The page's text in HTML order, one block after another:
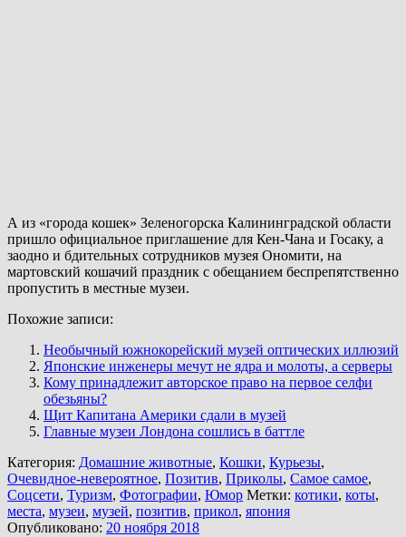
А из «города кошек» Зеленогорска Калининградской области
пришло официальное приглашение для Кен-Чана и Госаку, а
заодно и бдительных сотрудников музея Ономити, на
мартовский кошачий праздник с обещанием беспрепятственно
пропустить в местные музеи.
Похожие записи:
Необычный южнокорейский музей оптических иллюзий
Японские инженеры мечут не ядра и молоты, а серверы
Кому принадлежит авторское право на первое селфи
обезьяны?
Щит Капитана Америки сдали в музей
Главные музеи Лондона сошлись в баттле
Категория: Домашние животные, Кошки, Курьезы,
Очевидное-невероятное, Позитив, Приколы, Самое самое,
Соцсети, Туризм, Фотографии, Юмор Метки: котики, коты,
места, музеи, музей, позитив, прикол, япония
Опубликовано: 20 ноября 2018